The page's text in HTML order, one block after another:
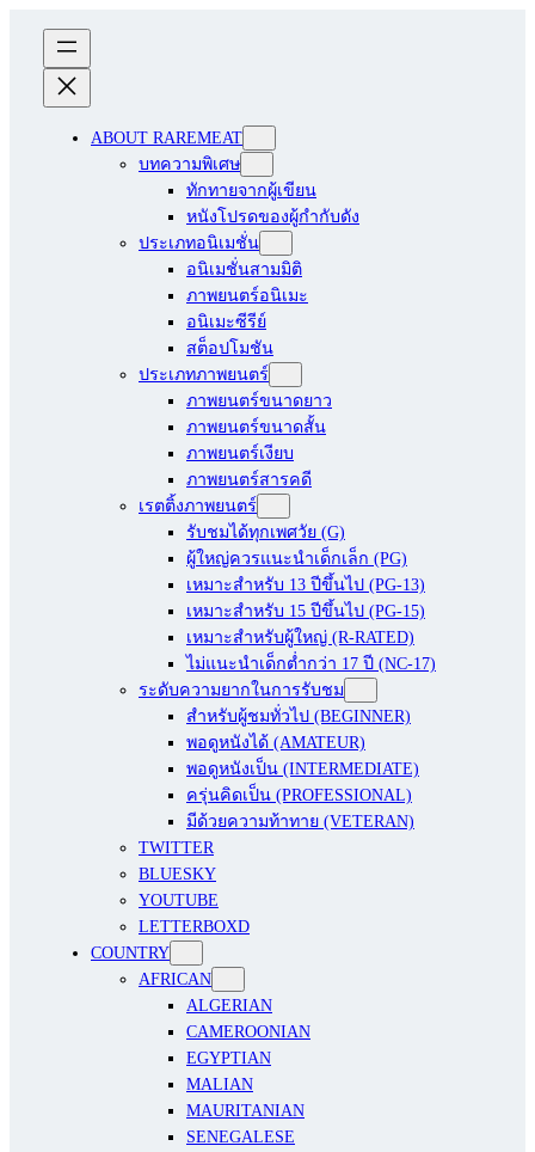
ABOUT RAREMEAT
บทความพิเศษ
ทักทายจากผู้เขียน
หนังโปรดของผู้กำกับดัง
ประเภทอนิเมชั่น
อนิเมชั่นสามมิติ
ภาพยนตร์อนิเมะ
อนิเมะซีรีย์
สต็อปโมชัน
ประเภทภาพยนตร์
ภาพยนตร์ขนาดยาว
ภาพยนตร์ขนาดสั้น
ภาพยนตร์เงียบ
ภาพยนตร์สารคดี
เรตติ้งภาพยนตร์
รับชมได้ทุกเพศวัย (G)
ผู้ใหญ่ควรแนะนำเด็กเล็ก (PG)
เหมาะสำหรับ 13 ปีขึ้นไป (PG-13)
เหมาะสำหรับ 15 ปีขึ้นไป (PG-15)
เหมาะสำหรับผู้ใหญ่ (R-RATED)
ไม่แนะนำเด็กต่ำกว่า 17 ปี (NC-17)
ระดับความยากในการรับชม
สำหรับผู้ชมทั่วไป (BEGINNER)
พอดูหนังได้ (AMATEUR)
พอดูหนังเป็น (INTERMEDIATE)
ครุ่นคิดเป็น (PROFESSIONAL)
มีด้วยความท้าทาย (VETERAN)
TWITTER
BLUESKY
YOUTUBE
LETTERBOXD
COUNTRY
AFRICAN
ALGERIAN
CAMEROONIAN
EGYPTIAN
MALIAN
MAURITANIAN
SENEGALESE